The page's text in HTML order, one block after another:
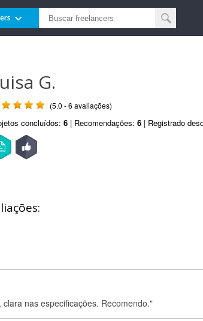
G.
(5.0 - 6 avaliações)
concluídos: 6 | Recomendações: 6 | Registrado
nas especificações. Recomendo."